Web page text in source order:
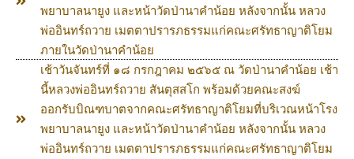
พยาบาลนายูง และหน้าวัดป่านาคำน้อย หลังจากนั้น หลวง
พ่ออินทร์ถวาย เมตตาปรารภธรรมแก่คณะศรัทธาญาติโยม
ภายในวัดป่านาคำน้อย
เช้าวันจันทร์ที่ ๑๘ กรกฎาคม ๒๕๖๕ ณ วัดป่านาคำน้อย เช้า
นี้หลวงพ่ออินทร์ถวาย สันตุสสโก พร้อมด้วยคณะสงฆ์
ออกรับบิณฑบาตจากคณะศรัทธาญาติโยมที่บริเวณหน้าโรง
พยาบาลนายูง และหน้าวัดป่านาคำน้อย หลังจากนั้น หลวง
พ่ออินทร์ถวาย เมตตาปรารภธรรมแก่คณะศรัทธาญาติโยม